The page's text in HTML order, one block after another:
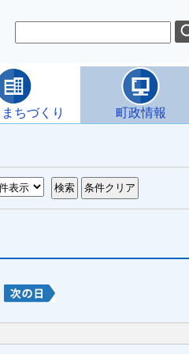
ちづくり 町政情報